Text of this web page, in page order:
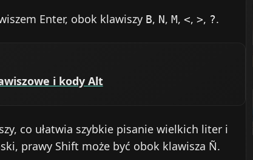
Enter, obok klawiszy B, N, M, <, >, ?.
i kody Alt
co ułatwia szybkie pisanie wielkich liter i
prawy Shift może być obok klawisza Ñ.